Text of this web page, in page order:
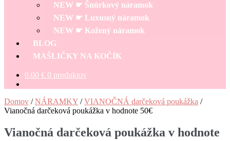
NEW ☛ Šnúrkový náramok
NEW ☛ Luxusný náramok
NEW ☛ Kožený náramok
BLOG
MAŠLIČKY NA KOČÍK
0.00 € 0 produktov
Domov /NÁRAMKY /VIANOČNÁ darčeková poukážka /
Vianočná darčeková poukážka v hodnote 50€
Vianočná darčeková poukážka v hodnote